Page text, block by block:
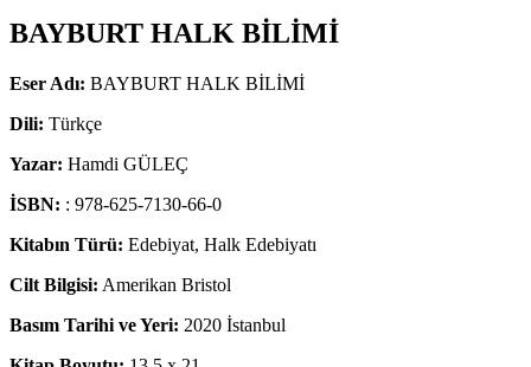
BAYBURT HALK BİLİMİ
Eser Adı: BAYBURT HALK BİLİMİ
Dili: Türkçe
Yazar: Hamdi GÜLEÇ
İSBN: : 978-625-7130-66-0
Kitabın Türü: Edebiyat, Halk Edebiyatı
Cilt Bilgisi: Amerikan Bristol
Basım Tarihi ve Yeri: 2020 İstanbul